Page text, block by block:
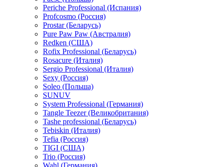
Periche Professional (Испания)
Profcosmo (Россия)
Prostar (Беларусь)
Pure Paw Paw (Австралия)
Redken (США)
Rofix Professional (Беларусь)
Rosacure (Италия)
Sergio Professional (Италия)
Sexy (Россия)
Soleo (Польша)
SUNUV
System Professional (Германия)
Tangle Teezer (Великобритания)
Tashe professional (Беларусь)
Tebiskin (Италия)
Tefia (Россия)
TIGI (США)
Trio (Россия)
Wahl (Германия)